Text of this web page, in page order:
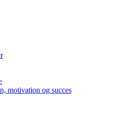
motivation og succes